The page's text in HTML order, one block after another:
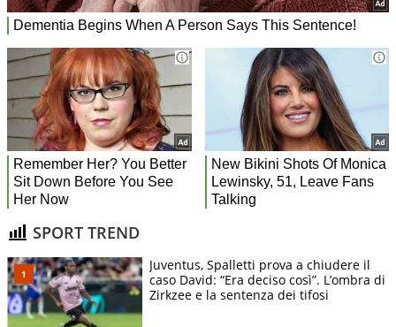
SPORT TREND
Juventus, Spalletti prova a chiudere il
caso David: “Era deciso così”. L’ombra di
Zirkzee e la sentenza dei tifosi